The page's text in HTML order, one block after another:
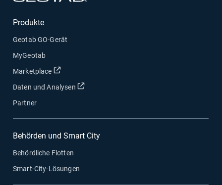
Produkte
Geotab GO-Gerät
MyGeotab
Marketplace
In neuem Fenster öffnen
Daten und Analysen In neuem Fenster öffnen
Partner
Behörden und Smart City
Behördliche Flotten
Smart-City-Lösungen